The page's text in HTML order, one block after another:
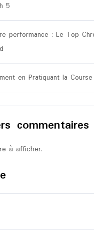
5
performance : Le Top
en Pratiquant la
commentaires
à afficher.